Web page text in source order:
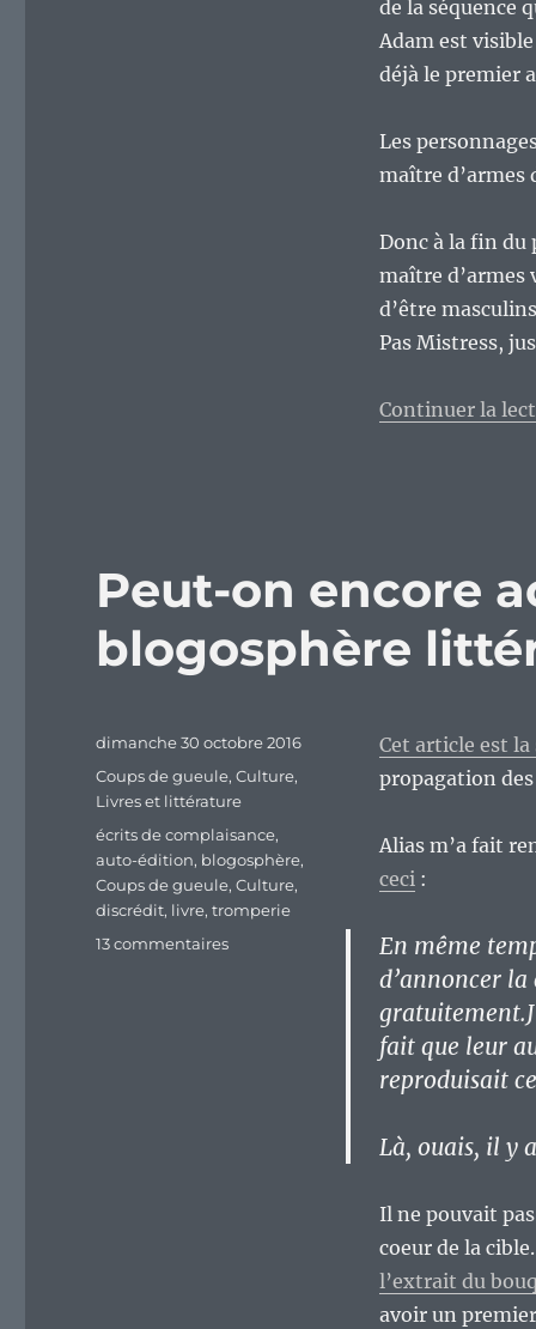
de la séquence
Adam est
déjà le premier
Les
maître d’armes
Donc à la fin du
maître d’armes
d’être
Pas Mistress,
Continuer la
Peut-on encore
blogosphère
Cet article est
propagation
Alias m’a fait
ceci:
En même
d’annoncer
fait que leur
reproduisait
Là, ouais, il y
Il ne pouvait
coeur de la
l’extrait du
avoir un
Publié
dimanche 30 octobre 2016
Catégories
Coups de gueule,Culture,
Livres et littérature
Étiquettes
écrits de complaisance,
auto-édition, blogosphère,
Coups de gueule,Culture,
discrédit, livre,tromperie
13 commentairessur